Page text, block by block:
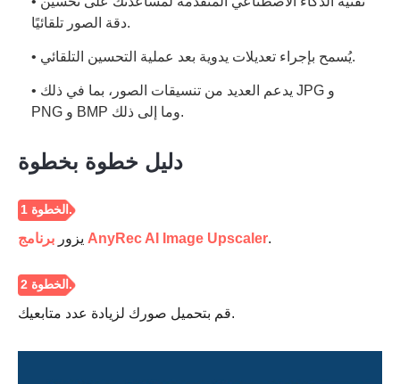
دقة الصور تلقائيًا.
• يُسمح بإجراء تعديلات يدوية بعد عملية التحسين التلقائي.
• يدعم العديد من تنسيقات الصور، بما في ذلك JPG و
PNG و BMP وما إلى ذلك.
دليل خطوة بخطوة
يزور برنامج AnyRec AI Image Upscaler.
قم بتحميل صورك لزيادة عدد متابعيك.